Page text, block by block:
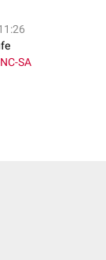
teilweise auch
oder die
SA